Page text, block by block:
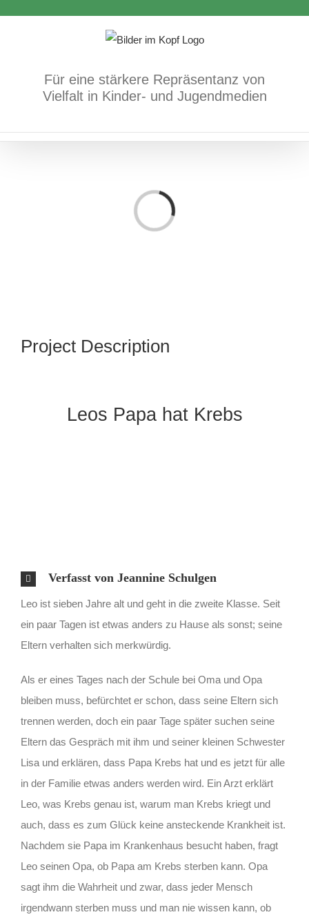
Für eine stärkere Repräsentanz von
Vielfalt in Kinder- und Jugendmedien
Loading...
Project Description
Leos Papa hat Krebs
Verfasst von Jeannine Schulgen
Leo ist sieben Jahre alt und geht in die zweite Klasse. Seit
ein paar Tagen ist etwas anders zu Hause als sonst; seine
Eltern verhalten sich merkwürdig.
Als er eines Tages nach der Schule bei Oma und Opa
bleiben muss, befürchtet er schon, dass seine Eltern sich
trennen werden, doch ein paar Tage später suchen seine
Eltern das Gespräch mit ihm und seiner kleinen Schwester
Lisa und erklären, dass Papa Krebs hat und es jetzt für alle
in der Familie etwas anders werden wird. Ein Arzt erklärt
Leo, was Krebs genau ist, warum man Krebs kriegt und
auch, dass es zum Glück keine ansteckende Krankheit ist.
Nachdem sie Papa im Krankenhaus besucht haben, fragt
Leo seinen Opa, ob Papa am Krebs sterben kann. Opa
sagt ihm die Wahrheit und zwar, dass jeder Mensch
irgendwann sterben muss und man nie wissen kann, ob